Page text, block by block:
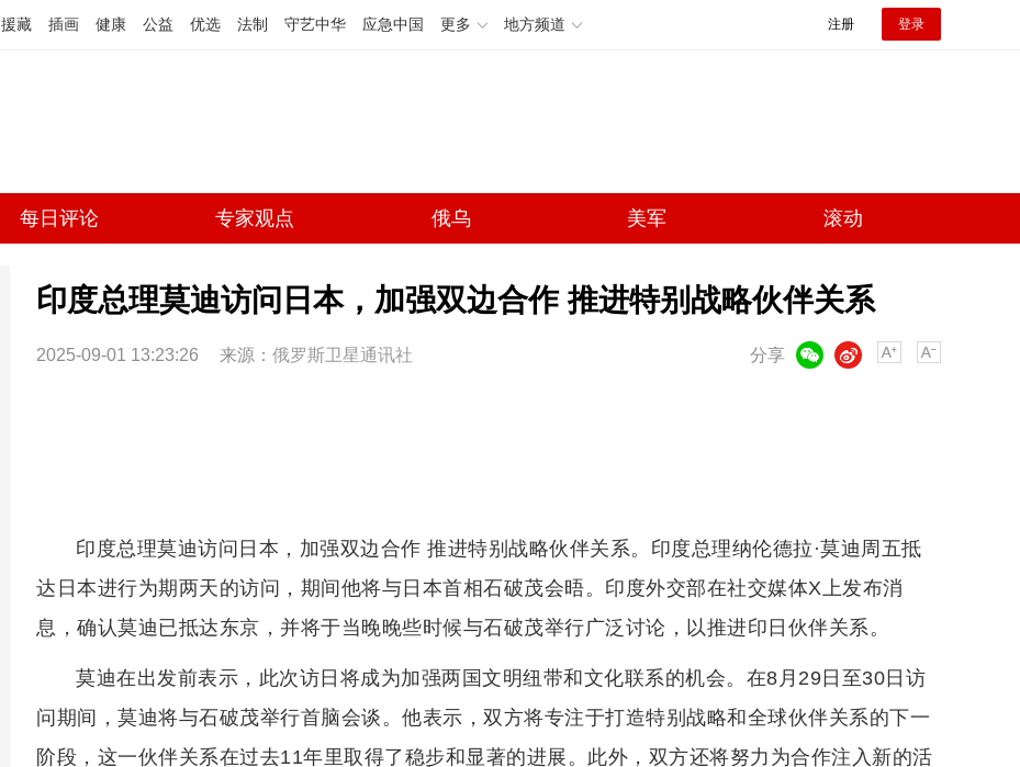
援藏 插画 健康 公益 优选 法制 守艺中华 应急中国 更多 地方频道 注册 登录
每日评论 专家观点 俄乌 美军 滚动
印度总理莫迪访问日本，加强双边合作 推进特别战略伙伴关系
2025-09-01 13:23:26 来源： 俄罗斯卫星通讯社 分享
微博
印度总理莫迪访问日本，加强双边合作 推进特别战略伙伴关系。印度总理纳伦德拉·莫迪周五抵
达日本进行为期两天的访问，期间他将与日本首相石破茂会晤。印度外交部在社交媒体X上发布消
息，确认莫迪已抵达东京，并将于当晚晚些时候与石破茂举行广泛讨论，以推进印日伙伴关系。
莫迪在出发前表示，此次访日将成为加强两国文明纽带和文化联系的机会。在8月29日至30日访
问期间，莫迪将与石破茂举行首脑会谈。他表示，双方将专注于打造特别战略和全球伙伴关系的下一
阶段，这一伙伴关系在过去11年里取得了稳步和显著的进展。此外，双方还将努力为合作注入新的活